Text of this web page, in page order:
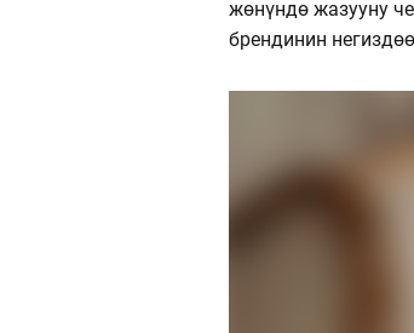
жөнүндө жазууну
брендинин